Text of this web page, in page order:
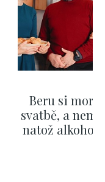
Beru si
svatbě, a
natož alkohol.